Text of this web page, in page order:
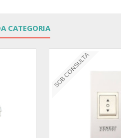
CATEGORIA
SOB CONSULTA